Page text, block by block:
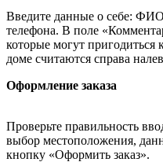
Введите данные о себе:
телефона. В поле
которые могут пригодиться
доме считаются справа
Оформление заказа
Проверьте правильность
выбор местоположения,
кнопку «Оформить заказ».